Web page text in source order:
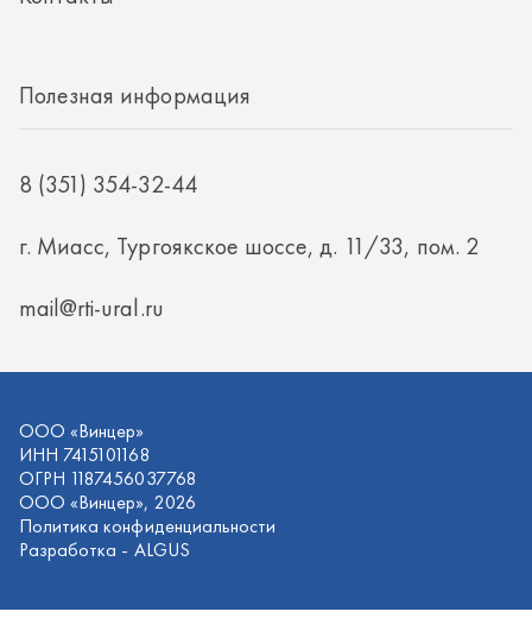
ИНН 7415101168
ОГРН 1187456037768
Политика конфиденциальности